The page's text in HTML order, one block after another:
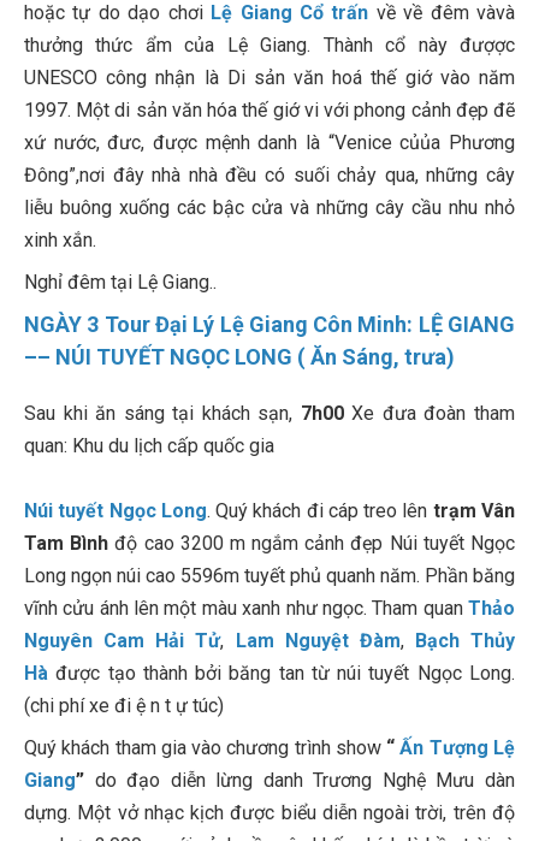
hoặc tự do dạo chơi Lệ Giang Cổ trấn về về đêm vàvà
thưởng thức ẩm của Lệ Giang. Thành cổ này đượợc
UNESCO công nhận là Di sản văn hoá thế giớ vào năm
1997. Một di sản văn hóa thế giớ vi với phong cảnh đẹp đẽ
xứ nước, đưc, được mệnh danh là “Venice củủa Phương
Đông”,nơi đây nhà nhà đều có suối chảy qua, những cây
liễu buông xuống các bậc cửa và những cây cầu nhu nhỏ
xinh xắn.
Nghỉ đêm tại Lệ Giang..
NGÀY 3 Tour Đại Lý Lệ Giang Côn Minh: LỆ GIANG
–– NÚI TUYẾT NGỌC LONG ( Ăn Sáng, trưa)
Sau khi ăn sáng tại khách sạn, 7h00Xe đưa đoàn tham
quan: Khu du lịch cấp quốc gia
Núi tuyết Ngọc Long. Quý khách đi cáp treo lên trạm Vân
Tam Bìnhđộ cao 3200 m ngắm cảnh đẹp Núi tuyết Ngọc
Long ngọn núi cao 5596m tuyết phủ quanh năm. Phần băng
vĩnh cửu ánh lên một màu xanh như ngọc. Tham quan Thảo
Nguyên Cam Hải Tử, Lam Nguyệt Đàm,
Bạch Thủy
Hà được tạo thành bởi băng tan từ núi tuyết Ngọc Long.
(chi phí xe đi ệ n t ự túc)
Quý khách tham gia vào chương trình show“Ấn Tượng Lệ
Giang” do đạo diễn lừng danh Trương Nghệ Mưu dàn
dựng. Một vở nhạc kịch được biểu diễn ngoài trời, trên độ